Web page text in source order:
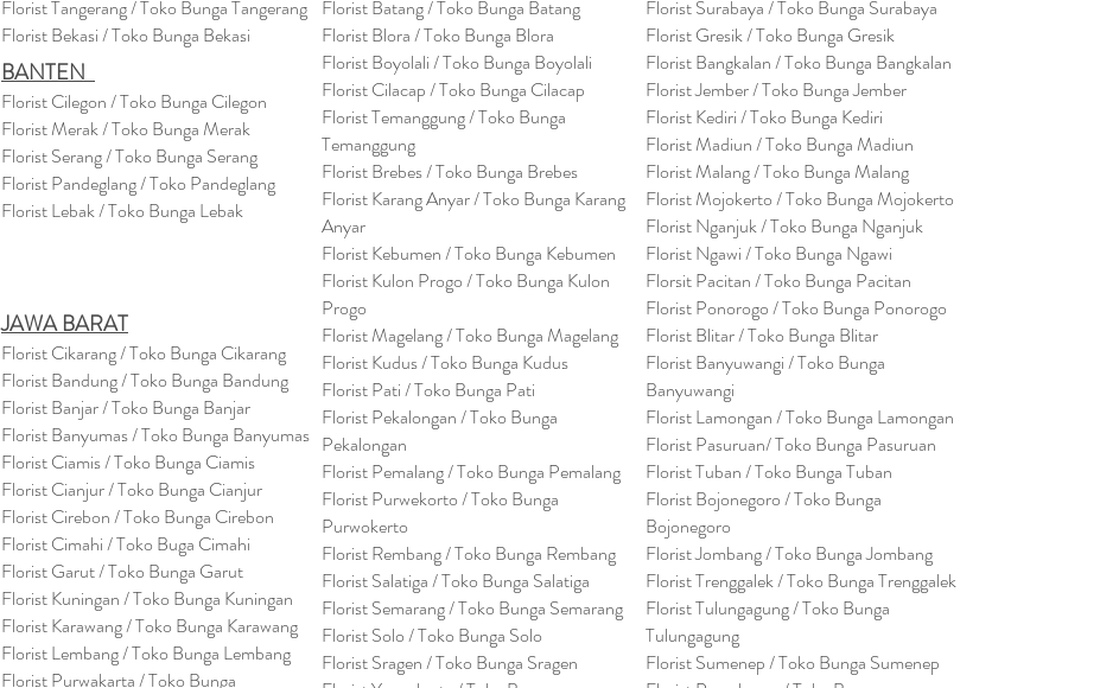
Florist Tangerang / Toko Bunga Tangerang
Florist Bekasi / Toko Bunga Bekasi
BANTEN
Florist Cilegon / Toko Bunga Cilegon
Florist Merak / Toko Bunga Merak
Florist Serang / Toko Bunga Serang
Florist Pandeglang / Toko Pandeglang
Florist Lebak / Toko Bunga Lebak
JAWA BARAT
Florist Cikarang/ Toko Bunga Cikarang
Florist Bandung / Toko Bunga Bandung
Florist Banjar / Toko Bunga Banjar
Florist Banyumas / Toko Bunga Banyumas
Florist Ciamis / Toko Bunga Ciamis
Florist Cianjur / Toko Bunga Cianjur
Florist Cirebon / Toko Bunga Cirebon
Florist Cimahi / Toko Buga Cimahi
Florist Garut / Toko Bunga Garut
Florist Kuningan / Toko Bunga Kuningan
Florist Karawang / Toko Bunga Karawang
Florist Lembang / Toko Bunga Lembang
Florist Purwakarta / Toko Bunga
Florist Batang / Toko Bunga Batang
Florist Blora / Toko Bunga Blora
Florist Boyolali / Toko Bunga Boyolali
Florist Cilacap / Toko Bunga Cilacap
Florist Temanggung / Toko Bunga
Temanggung
Florist Brebes / Toko Bunga Brebes
Florist Karang Anyar / Toko Bunga Karang
Anyar
Florist Kebumen / Toko Bunga Kebumen
Florist Kulon Progo / Toko Bunga Kulon
Progo
Florist Magelang / Toko Bunga Magelang
Florist Kudus / Toko Bunga Kudus
Florist Pati / Toko Bunga Pati
Florist Pekalongan / Toko Bunga
Pekalongan
Florist Pemalang / Toko Bunga Pemalang
Florist Purwekorto / Toko Bunga
Purwokerto
Florist Rembang / Toko Bunga Rembang
Florist Salatiga / Toko Bunga Salatiga
Florist Semarang / Toko Bunga Semarang
Florist Solo / Toko Bunga Solo
Florist Sragen / Toko Bunga Sragen
Florist Surabaya / Toko Bunga Surabaya
Florist Gresik / Toko Bunga Gresik
FloristBangkalan / Toko Bunga Bangkalan
Florist Jember / Toko Bunga Jember
Florist Kediri / Toko Bunga Kediri
Florist Madiun / Toko Bunga Madiun
Florist Malang / Toko Bunga Malang
Florist Mojokerto / Toko Bunga Mojokerto
Florist Nganjuk / Toko Bunga Nganjuk
Florist Ngawi /Toko Bunga Ngawi
Florsit Pacitan / Toko Bunga Pacitan
Florist Ponorogo / Toko Bunga Ponorogo
Florist Blitar / Toko Bunga Blitar
Florist Banyuwangi / Toko Bunga
Banyuwangi
Florist Lamongan / Toko Bunga Lamongan
Florist Pasuruan/ Toko Bunga Pasuruan
Florist Tuban / Toko Bunga Tuban
Florist Bojonegoro / Toko Bunga
Bojonegoro
Florist Jombang / Toko Bunga Jombang
Florist Trenggalek / Toko Bunga Trenggalek
Florist Tulungagung / Toko Bunga
Tulungagung
Florist Sumenep / Toko Bunga Sumenep